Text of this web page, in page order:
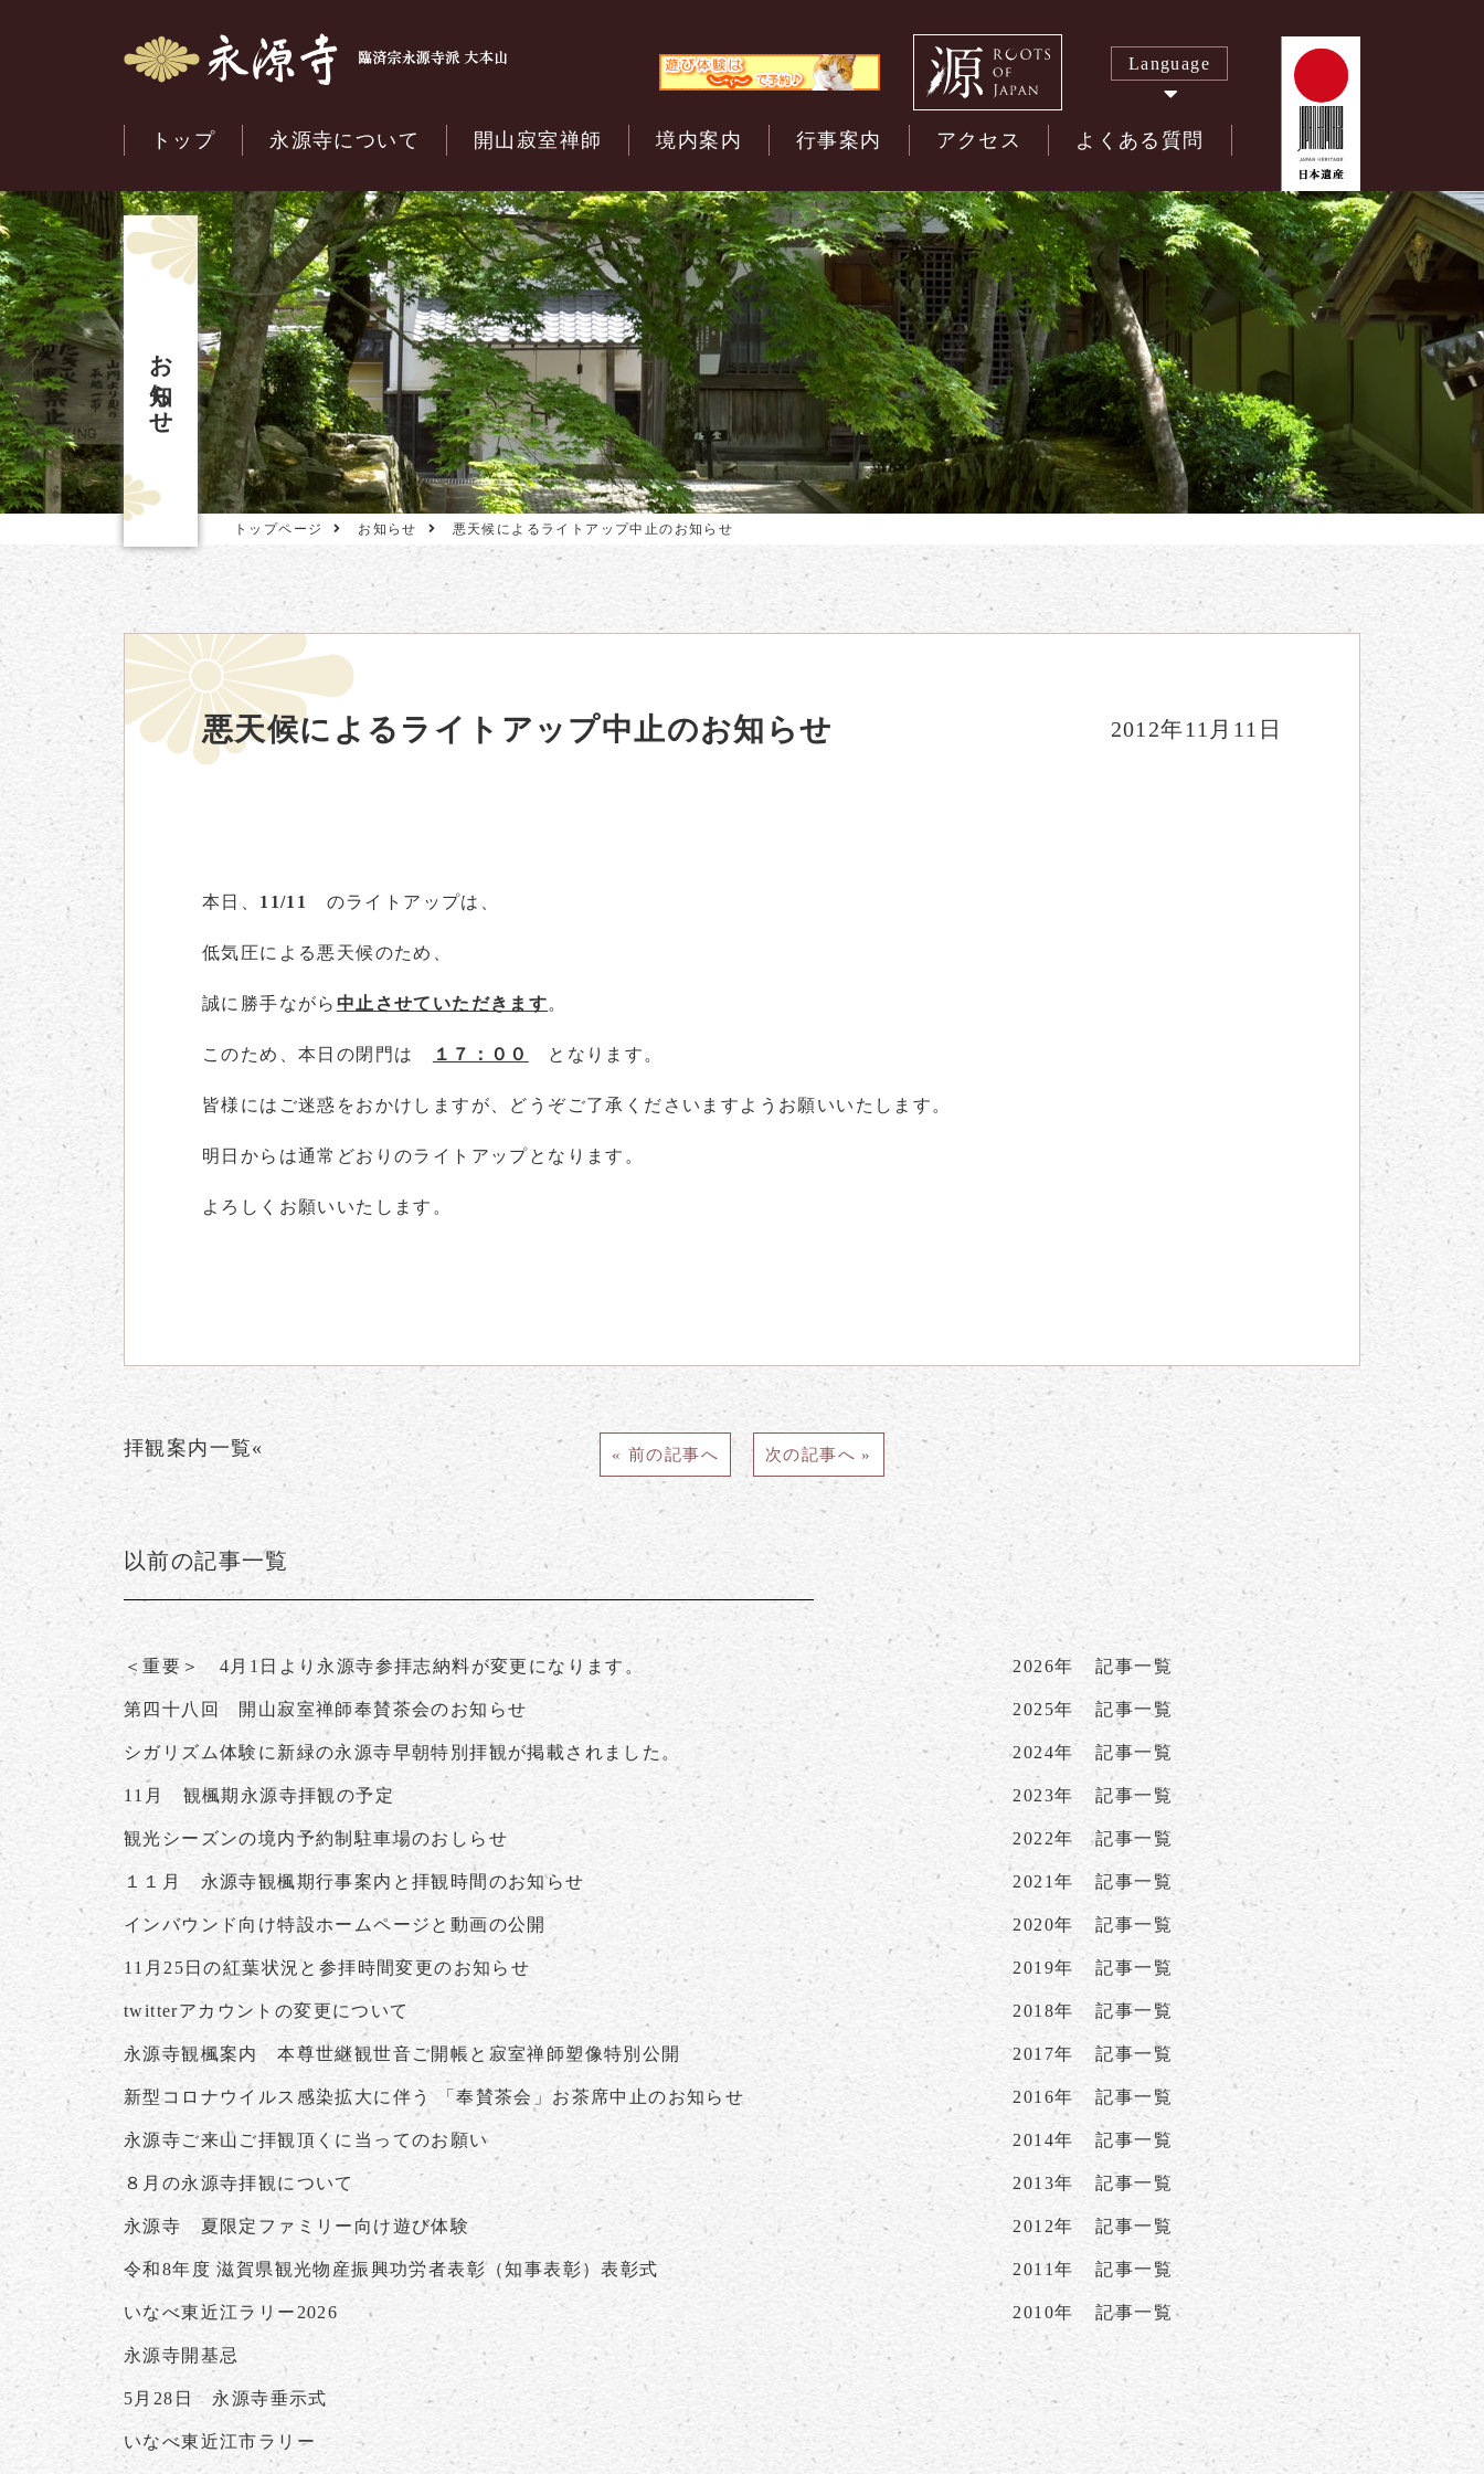
トップ 永源寺について 開山寂室禅師 境内案内 行事案内 アクセス よくある質問
Language
お知らせ
トップページ お知らせ 悪天候によるライトアップ中止のお知らせ
悪天候によるライトアップ中止のお知らせ 2012年11月11日
本日、 11/11 のライトアップは、
低気圧による悪天候のため、
誠に勝手ながら 中止させていただきます。
このため、本日の閉門は １７：００ となります。
皆様にはご迷惑をおかけしますが、どうぞご了承くださいますようお願いいたします。
明日からは通常どおりのライトアップとなります。
よろしくお願いいたします。
拝観案内一覧« « 前の記事へ 次の記事へ »
以前の記事一覧
＜重要＞ 4月1日より永源寺参拝志納料が変更になります。
第四十八回 開山寂室禅師奉賛茶会のお知らせ
シガリズム体験に新緑の永源寺早朝特別拝観が掲載されました。
11月 観楓期永源寺拝観の予定
観光シーズンの境内予約制駐車場のおしらせ
１１月 永源寺観楓期行事案内と拝観時間のお知らせ
インバウンド向け特設ホームページと動画の公開
11月25日の紅葉状況と参拝時間変更のお知らせ
twitterアカウントの変更について
永源寺観楓案内 本尊世継観世音ご開帳と寂室禅師塑像特別公開
新型コロナウイルス感染拡大に伴う 「奉賛茶会」お茶席中止のお知らせ
永源寺ご来山ご拝観頂くに当ってのお願い
８月の永源寺拝観について
永源寺 夏限定ファミリー向け遊び体験
令和8年度 滋賀県観光物産振興功労者表彰（知事表彰）表彰式
いなべ東近江ラリー2026
永源寺開基忌
5月28日 永源寺垂示式
いなべ東近江市ラリー
2026年 記事一覧
2025年 記事一覧
2024年 記事一覧
2023年 記事一覧
2022年 記事一覧
2021年 記事一覧
2020年 記事一覧
2019年 記事一覧
2018年 記事一覧
2017年 記事一覧
2016年 記事一覧
2014年 記事一覧
2013年 記事一覧
2012年 記事一覧
2011年 記事一覧
2010年 記事一覧